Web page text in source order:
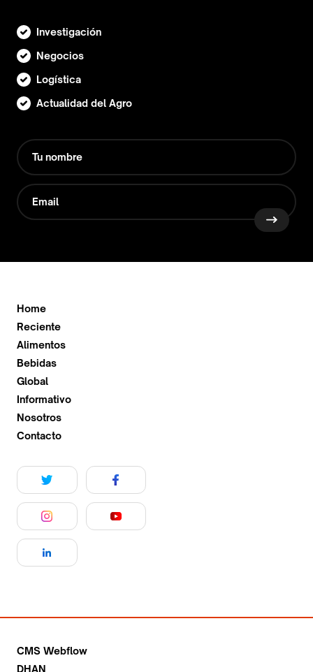
Investigación
Negocios
Logística
Actualidad del Agro
Home
Reciente
Alimentos
Bebidas
Global
Informativo
Nosotros
Contacto
CMS Webflow
DHAN